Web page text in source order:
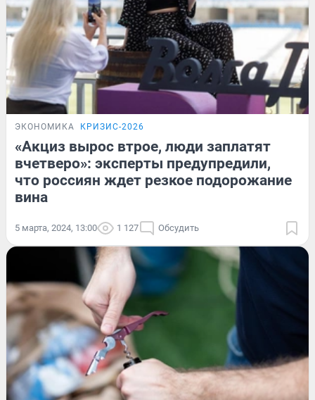
ЭКОНОМИКА КРИЗИС-2026
«Акциз вырос втрое, люди заплатят
вчетверо»: эксперты предупредили,
что россиян ждет резкое подорожание
вина
5 марта, 2024, 13:00 1 127 Обсудить